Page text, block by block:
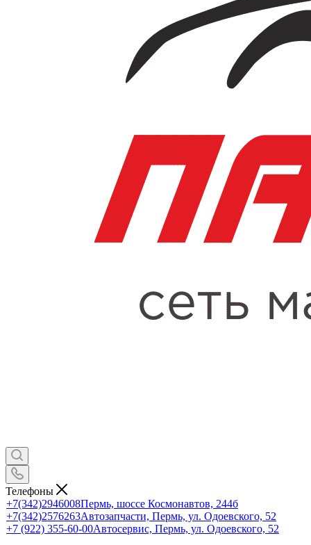
Телефоны
+7(342)2946008Пермь, шоссе Космонавтов, 244б
+7(342)2576263Автозапчасти, Пермь, ул. Одоевского, 52
+7 (922) 355-60-00Автосервис, Пермь, ул. Одоевского, 52